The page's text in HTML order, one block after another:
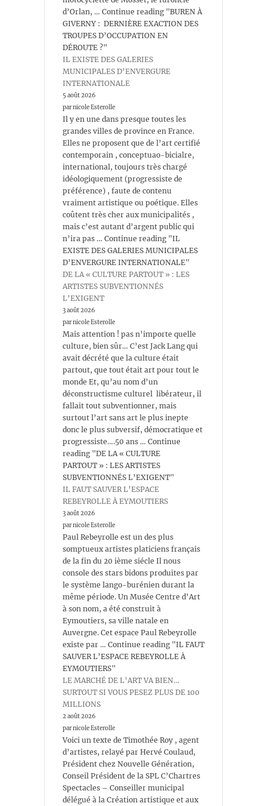
d’Orlan, … Continue reading "BUREN À
GIVERNY : DERNIÈRE EXACTION DES
TROUPES D’OCCUPATION EN
DÉROUTE ?"
IL EXISTE DES GALERIES
MUNICIPALES D’ENVERGURE
INTERNATIONALE
5 août 2026
par nicole Esterolle
Il y en une dans presque toutes les
grandes villes de province en France.
Elles ne proposent que de l’art certifié
contemporain , conceptuao-bicialre,
international, toujours très chargé
idéologiquement (progressiste de
préférence) , faute de contenu
vraiment artistique ou poétique. Elles
coûtent très cher aux municipalités ,
mais c’est autant d’argent public qui
n’ira pas … Continue reading "IL
EXISTE DES GALERIES MUNICIPALES
D’ENVERGURE INTERNATIONALE"
DE LA « CULTURE PARTOUT » : LES
ARTISTES SUBVENTIONNÉS
L’EXIGENT
3 août 2026
par nicole Esterolle
Mais attention ! pas n’importe quelle
culture, bien sûr… C’est Jack Lang qui
avait décrété que la culture était
partout, que tout était art pour tout le
monde Et, qu’au nom d’un
déconstructisme culturel libérateur, il
fallait tout subventionner, mais
surtout l’art sans art le plus inepte
donc le plus subversif, démocratique et
progressiste….50 ans … Continue
reading "DE LA « CULTURE
PARTOUT » : LES ARTISTES
SUBVENTIONNÉS L’EXIGENT"
IL FAUT SAUVER L’ESPACE
REBEYROLLE À EYMOUTIERS
3 août 2026
par nicole Esterolle
Paul Rebeyrolle est un des plus
somptueux artistes platiciens français
de la fin du 20 ième siécle Il nous
console des stars bidons produites par
le système lango-burénien durant la
même période. Un Musée Centre d’Art
à son nom, a été construit à
Eymoutiers, sa ville natale en
Auvergne. Cet espace Paul Rebeyrolle
existe par … Continue reading "IL FAUT
SAUVER L’ESPACE REBEYROLLE À
EYMOUTIERS"
LE MARCHÉ DE L’ART VA BIEN…
SURTOUT SI VOUS PESEZ PLUS DE 100
MILLIONS
2 août 2026
par nicole Esterolle
Voici un texte de Timothée Roy , agent
d’artistes, relayé par Hervé Coulaud,
Président chez Nouvelle Génération,
Conseil Président de la SPL C’Chartres
Spectacles – Conseiller municipal
délégué à la Création artistique et aux